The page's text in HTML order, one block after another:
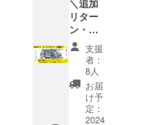
書店を作る
プロジェク
トを立ち上
げました。
星の王子さ
まミュージ
を確保
できな
い可能
性など
もある
ため、
訪問を
確約す
るもの
ていた
だきま
す
（メー
ルが不
要な場
合は、
備考欄
にてお
いるか
分から
ない
「L’Am
usette(
ラ・
ミュ
ゼッ
ト)：お
楽しみ
＼追加
リター
ン・ネ
クスト
ゴール
挑戦
中！／
「44回
目の夕
陽コー
支援
者：
8人
お届
け予
定：
2024